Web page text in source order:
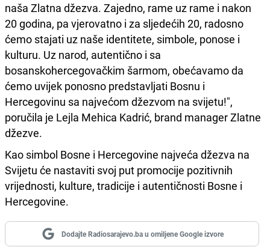
naša Zlatna džezva. Zajedno, rame uz rame i nakon
20 godina, pa vjerovatno i za sljedećih 20, radosno
ćemo stajati uz naše identitete, simbole, ponose i
kulturu. Uz narod, autentično i sa
bosanskohercegovačkim šarmom, obećavamo da
ćemo uvijek ponosno predstavljati Bosnu i
Hercegovinu sa najvećom džezvom na svijetu!",
poručila je Lejla Mehica Kadrić, brand manager Zlatne
džezve.
Kao simbol Bosne i Hercegovine najveća džezva na
Svijetu će nastaviti svoj put promocije pozitivnih
vrijednosti, kulture, tradicije i autentičnosti Bosne i
Hercegovine.
Dodajte Radiosarajevo.ba u omiljene Google izvore